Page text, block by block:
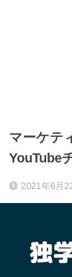
マーケテ
YouTube
2021年6月